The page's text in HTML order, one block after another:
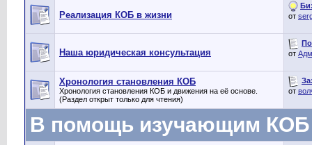
Реализация КОБ в жизни
от
Наша юридическая консультация
от
Хронология становления КОБ
Хронология становления КОБ и движения на её основе.
(Раздел открыт только для чтения)
от
В помощь изучающим КОБ